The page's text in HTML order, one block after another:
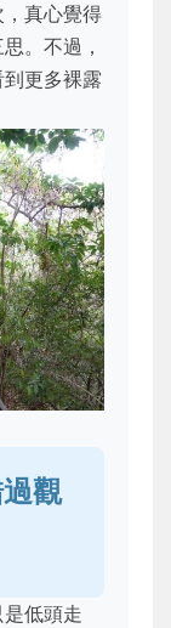
真心覺得
。不過，
更多裸露
觀
低頭走